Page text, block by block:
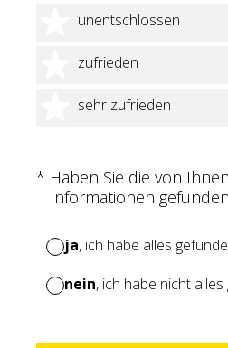
unentschlossen
3 Sterne
zufrieden
4 Sterne
sehr zufrieden
5 Sterne
* Haben Sie die von
Informationen
(Erforderlich.)
ja, ich habe alles
nein, ich habe nicht